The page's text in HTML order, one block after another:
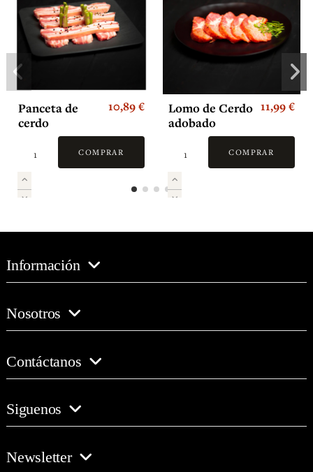
Panceta de
cerdo
10,89 €
COMPRAR
Lomo de Cerdo
adobado
11,99 €
COMPRAR
Información
Nosotros
Contáctanos
Siguenos
Newsletter